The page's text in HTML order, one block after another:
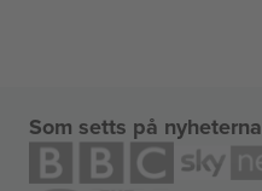
Som setts på nyheterna